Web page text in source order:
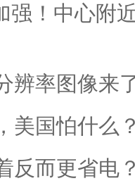
强！中心附
辨率图像来
美国怕什么
反而更省电